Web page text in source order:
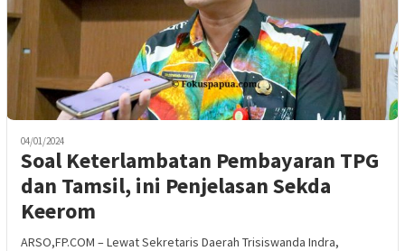
04/01/2024
Soal Keterlambatan Pembayaran TPG
dan Tamsil, ini Penjelasan Sekda
Keerom
ARSO,FP.COM – Lewat Sekretaris Daerah Trisiswanda Indra,